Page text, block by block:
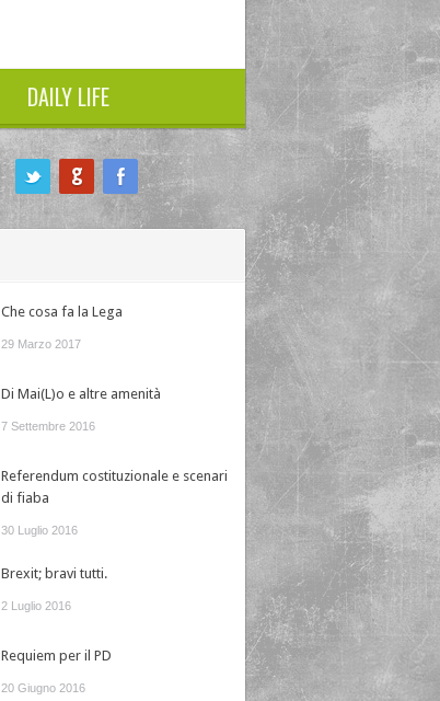
DAILY LIFE
Che cosa fa la Lega
29 Marzo 2017
Di Mai(L)o e altre amenità
7 Settembre 2016
Referendum costituzionale e scenari
di fiaba
30 Luglio 2016
Brexit; bravi tutti.
2 Luglio 2016
Requiem per il PD
20 Giugno 2016